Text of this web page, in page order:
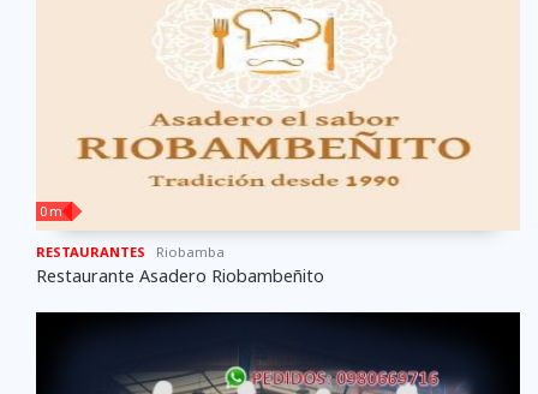
0 m
RESTAURANTES Riobamba
Restaurante Asadero Riobambeñito